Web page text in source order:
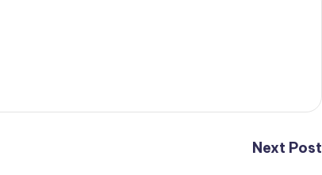
Next Post